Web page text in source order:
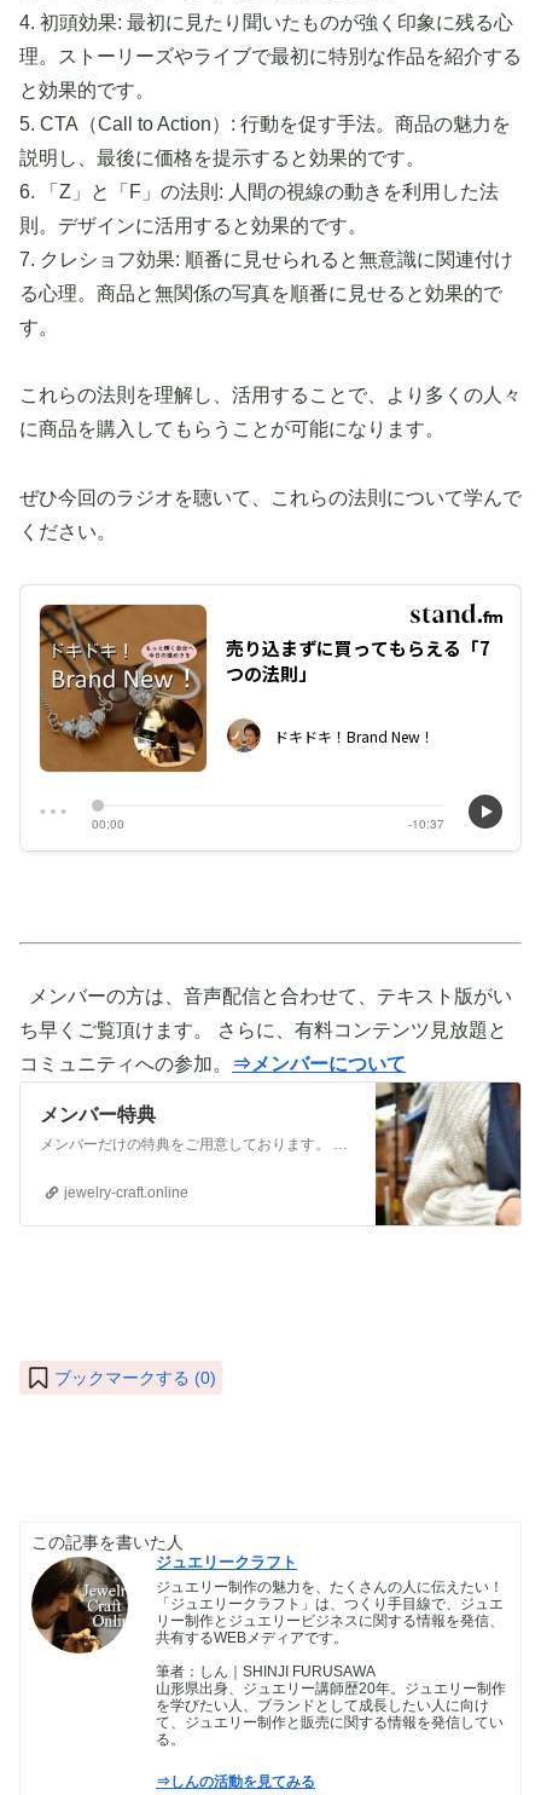
4. 初頭効果: 最初に見たり聞いたものが強く印象に残る心
理。ストーリーズやライブで最初に特別な作品を紹介する
と効果的です。
5. CTA（Call to Action）: 行動を促す手法。商品の魅力を
説明し、最後に価格を提示すると効果的です。
6. 「Z」と「F」の法則: 人間の視線の動きを利用した法
則。デザインに活用すると効果的です。
7. クレショフ効果: 順番に見せられると無意識に関連付け
る心理。商品と無関係の写真を順番に見せると効果的で
す。
これらの法則を理解し、活用することで、より多くの人々
に商品を購入してもらうことが可能になります。
ぜひ今回のラジオを聴いて、これらの法則について学んで
ください。
メンバーの方は、音声配信と合わせて、テキスト版がい
ち早くご覧頂けます。 さらに、有料コンテンツ見放題と
コミュニティへの参加。
⇒メンバーについて
メンバー特典
jewelry-craft.online
ブックマークする (0)
この記事を書いた人
ジュエリークラフト
ジュエリー制作の魅力を、たくさんの人に伝えたい！
「ジュエリークラフト」は、つくり手目線で、ジュエ
リー制作とジュエリービジネスに関する情報を発信、
共有するWEBメディアです。
筆者：しん｜SHINJI FURUSAWA
山形県出身、ジュエリー講師歴20年。ジュエリー制作
を学びたい人、ブランドとして成長したい人に向け
て、ジュエリー制作と販売に関する情報を発信してい
る。
⇒しんの活動を見てみる